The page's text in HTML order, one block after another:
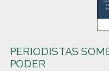
PERIODISTAS
PODER